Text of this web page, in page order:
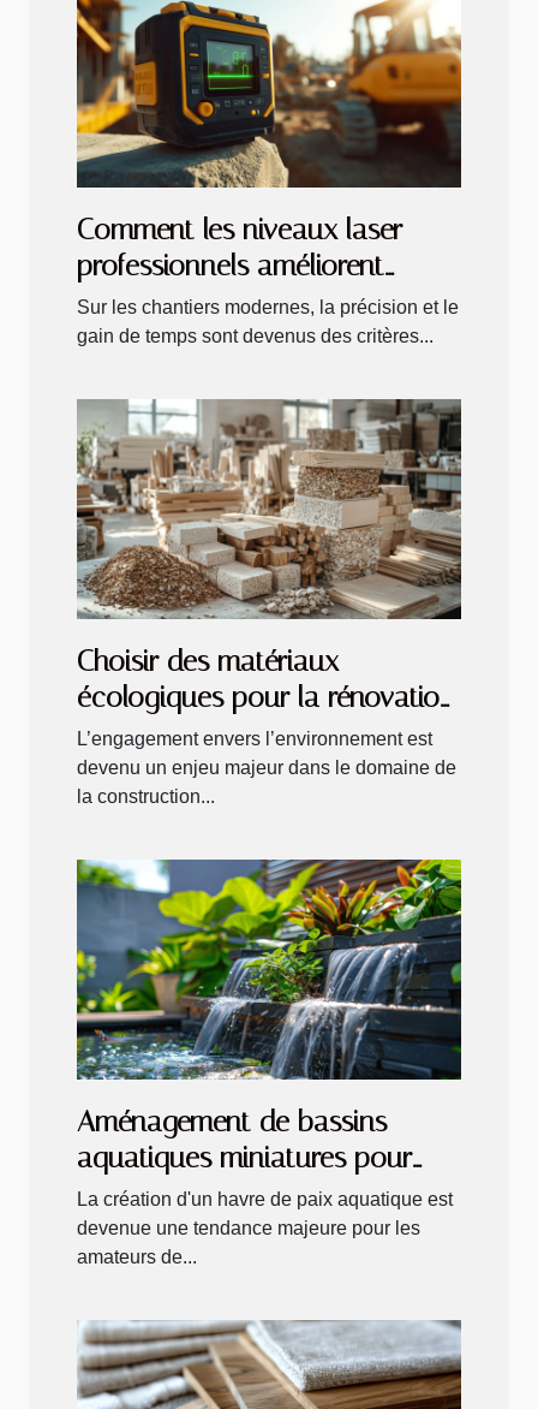
Comment les niveaux laser
professionnels améliorent
l'efficacité sur les chantiers
Sur les chantiers modernes, la précision et le
gain de temps sont devenus des critères...
Choisir des matériaux
écologiques pour la rénovation
de votre habitat critères et
avantages
L’engagement envers l’environnement est
devenu un enjeu majeur dans le domaine de
la construction...
Aménagement de bassins
aquatiques miniatures pour
petits jardins ou terrasses
La création d'un havre de paix aquatique est
devenue une tendance majeure pour les
amateurs de...